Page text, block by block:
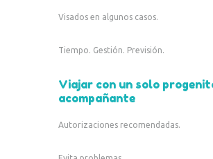
Visados en algunos casos.
Tiempo. Gestión. Previsión.
Viajar con un solo
acompañante
Autorizaciones recomendadas.